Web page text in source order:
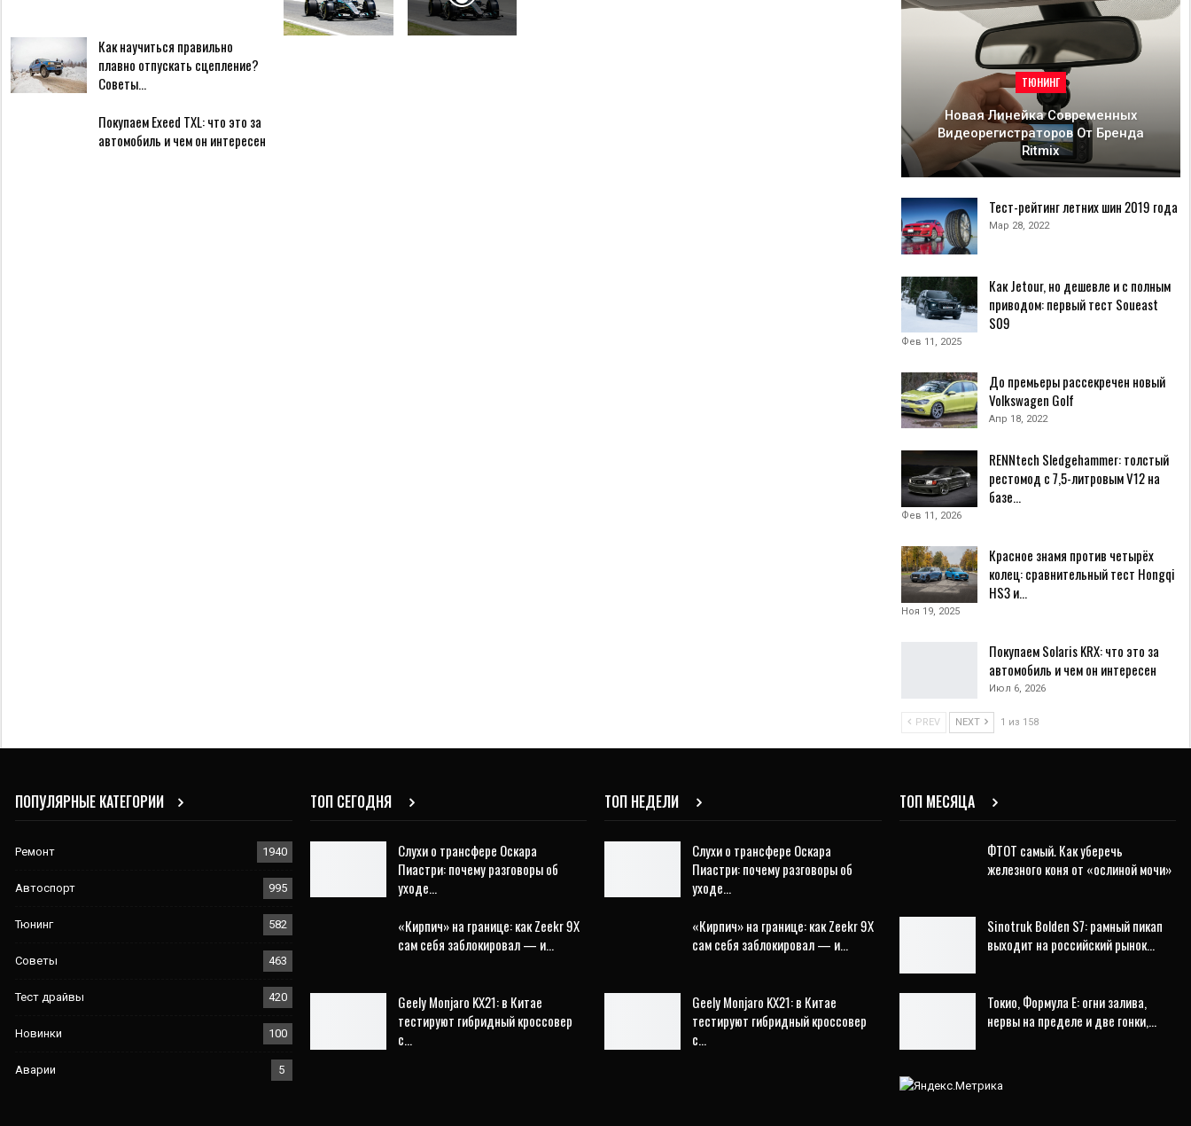
ТЮНИНГ
Новая Линейка Современных
Видеорегистраторов От Бренда
Ritmix
Тест-рейтинг летних шин 2019 года
Мар 28, 2022
Как Jetour, но дешевле и с полным
приводом: первый тест Soueast
S09
Фев 11, 2025
До премьеры рассекречен новый
Volkswagen Golf
Апр 18, 2022
RENNtech Sledgehammer: толстый
рестомод с 7,5-литровым V12 на
базе…
Фев 11, 2026
Красное знамя против четырёх
колец: сравнительный тест Hongqi
HS3 и…
Ноя 19, 2025
Покупаем Solaris KRX: что это за
автомобиль и чем он интересен
Июл 6, 2026
PREV NEXT 1 из 158
Как научиться правильно
плавно отпускать сцепление?
Советы…
Покупаем Exeed TXL: что это за
автомобиль и чем он интересен
ПОПУЛЯРНЫЕ КАТЕГОРИИ
Ремонт 1940
Автоспорт 995
Тюнинг 582
Советы 463
Тест драйвы 420
Новинки 100
Аварии 5
ТОП СЕГОДНЯ
Слухи о трансфере Оскара
Пиастри: почему разговоры об
уходе…
«Кирпич» на границе: как Zeekr 9X
сам себя заблокировал — и…
Geely Monjaro KX21: в Китае
тестируют гибридный кроссовер
с…
ТОП НЕДЕЛИ
Слухи о трансфере Оскара
Пиастри: почему разговоры об
уходе…
«Кирпич» на границе: как Zeekr 9X
сам себя заблокировал — и…
Geely Monjaro KX21: в Китае
тестируют гибридный кроссовер
с…
ТОП МЕСЯЦА
ФТОТ самый. Как уберечь
железного коня от «ослиной мочи»
Sinotruk Bolden S7: рамный пикап
выходит на российский рынок…
Токио, Формула E: огни залива,
нервы на пределе и две гонки,…